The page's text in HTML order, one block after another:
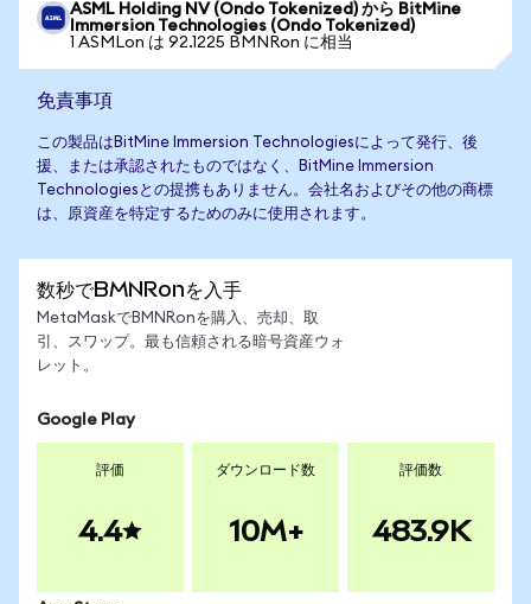
ASML Holding NV (Ondo Tokenized) から BitMine
Immersion Technologies (Ondo Tokenized)
1 ASMLon は 92.1225 BMNRon に相当
免責事項
この製品はBitMine Immersion Technologiesによって発行、後
援、または承認されたものではなく、BitMine Immersion
Technologiesとの提携もありません。会社名およびその他の商標
は、原資産を特定するためのみに使用されます。
数秒でBMNRonを入手
MetaMaskでBMNRonを購入、売却、取
引、スワップ。最も信頼される暗号資産ウォ
レット。
Google Play
評価
4.4
ダウンロード数
10M+
評価数
483.9K